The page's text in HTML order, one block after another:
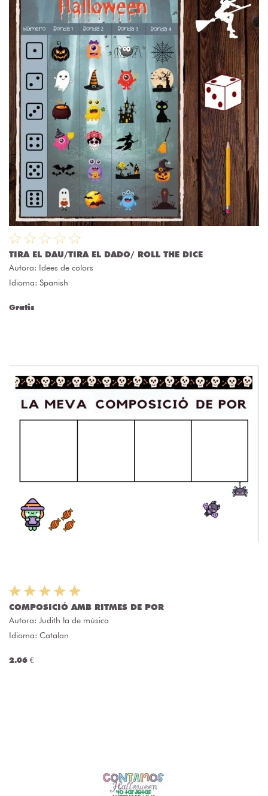
TIRA EL DAU/TIRA EL DADO/ ROLL THE DICE
Autora: Idees de colors
Idioma: Spanish
Gratis
COMPOSICIÓ AMB RITMES DE POR
Autora: Judith la de música
Idioma: Catalan
2.06 €